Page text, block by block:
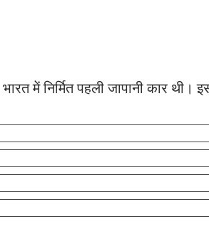
में निर्मित पहली जापानी कार थी।